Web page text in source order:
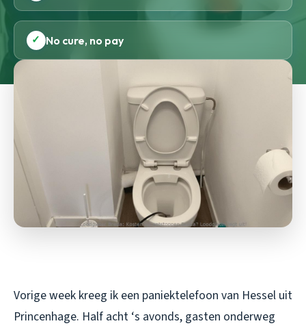
✓ No cure, no pay
Vorige week kreeg ik een paniektelefoon van Hessel uit
Princenhage. Half acht ‘s avonds, gasten onderweg